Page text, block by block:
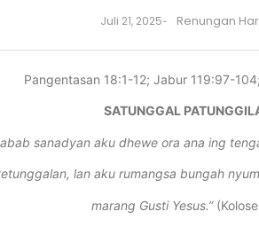
Juli 21, 2025- Renungan
Pangentasan 18:1-12; Jabur 119:97-
SATUNGGAL
sanadyan aku dhewe ora ana ing
lan aku rumangsa bungah
marang Gusti Yesus.”